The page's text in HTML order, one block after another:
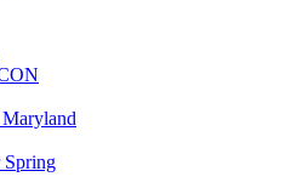
Spring